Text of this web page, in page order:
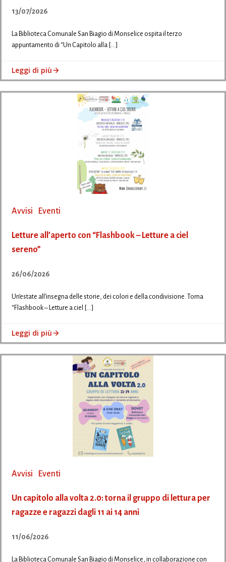
13/07/2026
La Biblioteca Comunale San Biagio di Monselice ospita il terzo
appuntamento di “Un Capitolo alla […]
Leggi di più
Avvisi Eventi
Letture all’aperto con “Flashbook – Letture a ciel
sereno”
26/06/2026
Un’estate all’insegna delle storie, dei colori e della condivisione. Torna
“Flashbook – Letture a ciel […]
Leggi di più
Avvisi Eventi
Un capitolo alla volta 2.0: torna il gruppo di lettura per
ragazze e ragazzi dagli 11 ai 14 anni
11/06/2026
La Biblioteca Comunale San Biagio di Monselice, in collaborazione con